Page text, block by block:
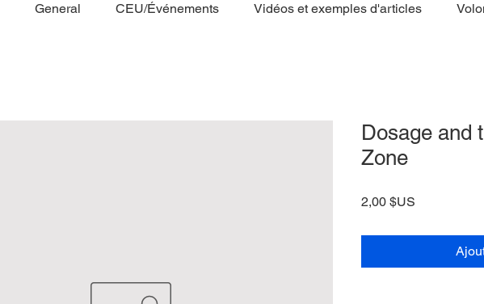
General CEU/Événements Vidéos et exemples d'articles
Dosage and
Zone
2,00 $US